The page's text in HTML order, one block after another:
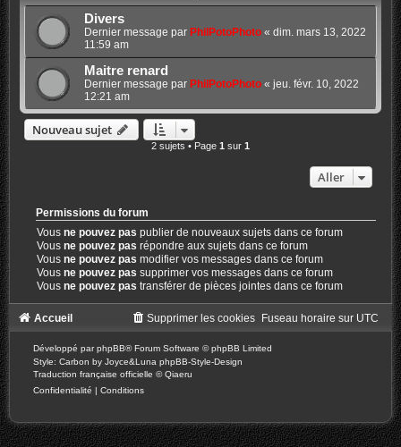
Divers
Dernier message par PhilPotoPhoto« dim. mars 13, 2022
11:59 am
Maitre renard
Dernier message par PhilPotoPhoto« jeu. févr. 10, 2022
12:21 am
Nouveau sujet
2 sujets • Page 1 sur 1
Aller
Permissions du forum
Vousne pouvez pas publier de nouveaux sujets dans ce forum
Vousne pouvez pas répondre aux sujets dans ce forum
Vousne pouvez pas modifier vos messages dans ce forum
Vousne pouvez pas supprimer vos messages dans ce forum
Vousne pouvez pas transférer de pièces jointes dans ce forum
Accueil Fuseau horaire sur UTC
Supprimer les cookies
Développé parphpBB® Forum Software © phpBB Limited
Style: Carbon by Joyce&Luna phpBB-Style-Design
Traduction française officielle ©Qiaeru
Confidentialité | Conditions